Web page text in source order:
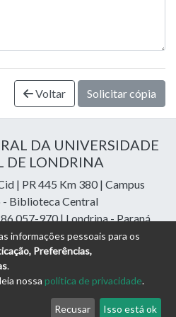
Voltar Solicitar cópia
DA UNIVERSIDADE
DE LONDRINA
| PR 445 Km 380 | Campus
Biblioteca Central
970 | Londrina - Paraná
| fone: 43 3371-4409
© 2023-2026
e Consultoria
Termos
Enviar uma
informações pessoais para os
Preferências,
.
nossa política de privacidade.
Recusar Isso está ok